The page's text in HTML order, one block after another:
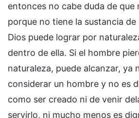
entonces no cabe duda de que
porque no tiene la sustancia de
Dios puede lograr por
dentro de ella. Si el hombre
naturaleza, puede alcanzar, ya
considerar un hombre y no es
como ser creado ni de venir
servirlo, ni mucho menos es